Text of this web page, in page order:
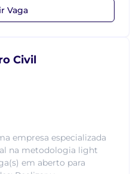
Vaga
Civil
empresa especializada
na metodologia light
em aberto para